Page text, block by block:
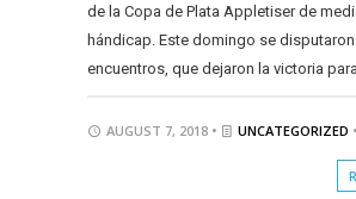
de la Copa de Plata Appletiser de
hándicap. Este domingo se
encuentros, que dejaron la victoria para
AUGUST 7, 2018 • UNCATEGORIZED